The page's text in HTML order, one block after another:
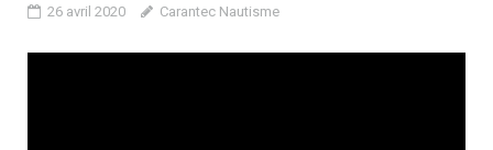
26 avril 2020 Carantec Nautisme